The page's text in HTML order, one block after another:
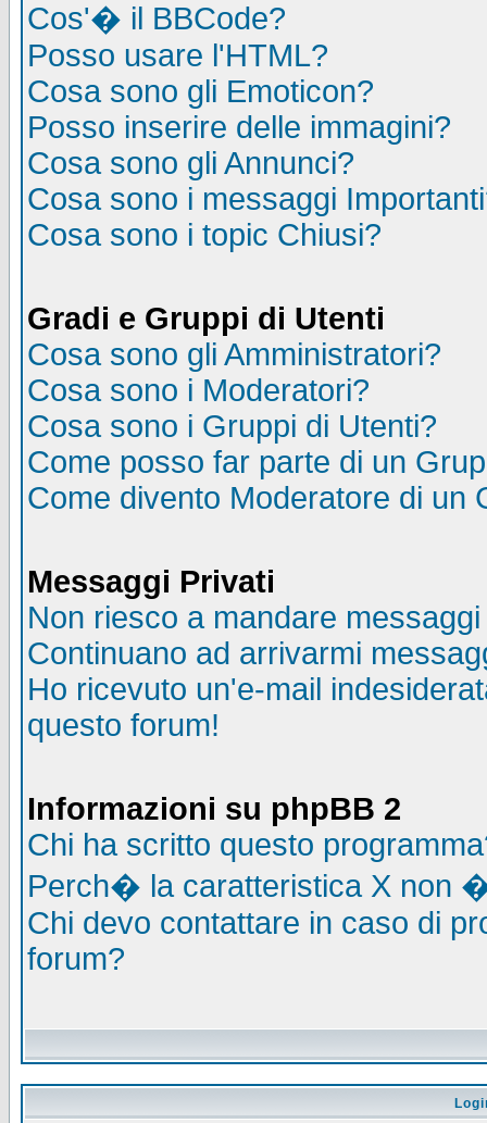
Cos'� il BBCode?
Posso usare l'HTML?
Cosa sono gli Emoticon?
Posso inserire delle immagini?
Cosa sono gli Annunci?
Cosa sono i messaggi
Cosa sono i topic Chiusi?
Gradi e Gruppi di Utenti
Cosa sono gli Amministratori?
Cosa sono i Moderatori?
Cosa sono i Gruppi di Utenti?
Come posso far parte di un
Come divento Moderatore di un
Messaggi Privati
Non riesco a mandare
Continuano ad arrivarmi
Ho ricevuto un'e-mail
questo forum!
Informazioni su phpBB 2
Chi ha scritto questo
Perch� la caratteristica X non
Chi devo contattare in caso di
forum?